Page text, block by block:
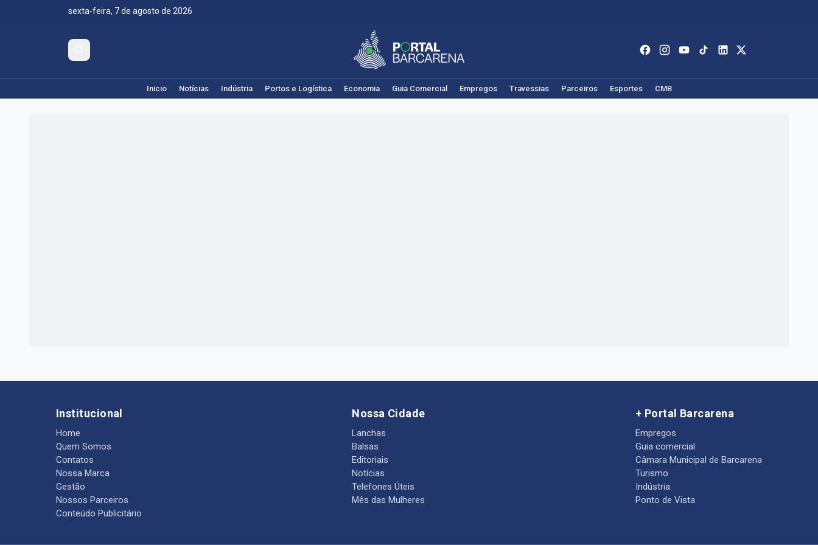
sexta-feira, 7 de agosto de 2026
Inicio Notícias Indústria Portos e Logística Economia Guia Comercial Empregos Travessias Parceiros Esportes CMB
Institucional
Home
Quem Somos
Contatos
Nossa Marca
Gestão
Nossos Parceiros
Conteúdo Publicitário
Nossa Cidade
Lanchas
Balsas
Editoriais
Notícias
Telefones Úteis
Mês das Mulheres
+ Portal Barcarena
Empregos
Guia comercial
Câmara Municipal de Barcarena
Turismo
Indústria
Ponto de Vista